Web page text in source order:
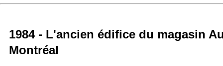
1984 - L'ancien édifice du magasin
Montréal